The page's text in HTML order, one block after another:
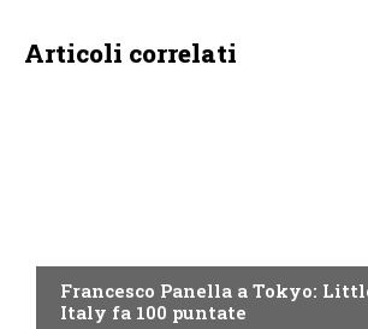
Articoli correlati
Francesco Panella a Tokyo:
Italy fa 100 puntate